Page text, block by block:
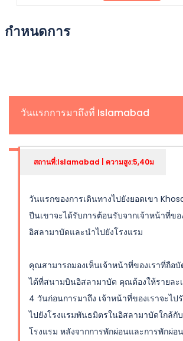
กำหนดการ
วันแรกการมาถึงที่ Islamabad
สถานที่:Islamabad | ความสูง:5,40ม
วันแรกของการเดินทางไปยังยอดเขา
ปีนเขาจะได้รับการต้อนรับจากเจ้าหน้าที่ข
อิสลามาบัดและนำไปยังโรงแรม
คุณสามารถมองเห็นเจ้าหน้าที่ของเราที่ถือบั
ได้ที่สนามบินอิสลามาบัด คุณต้องให้รายละ
4 วันก่อนการมาถึง เจ้าหน้าที่ของเราจะ
ไปยังโรงแรมพันธมิตรในอิสลามาบัดใกล้กั
โรงแรม หลังจากการพักผ่อนและการพักผ่อ